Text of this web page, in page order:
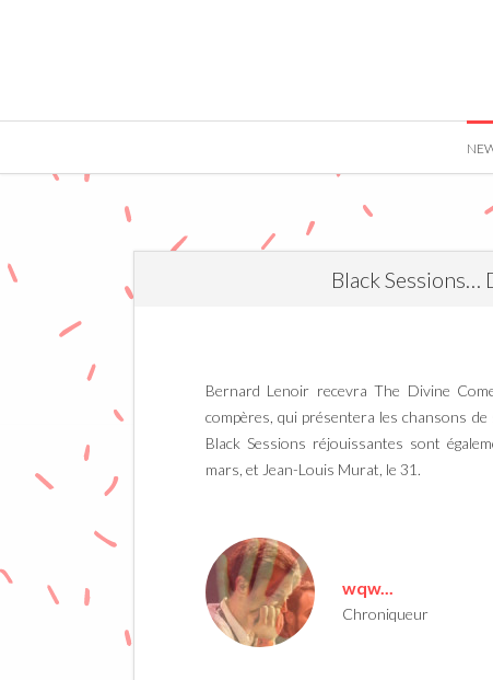
Black Sessions…
Bernard Lenoir recevra The Divine
compères, qui présentera les chansons
Black Sessions réjouissantes sont
mars, et Jean-Louis Murat, le 31.
wqw...
Chroniqueur